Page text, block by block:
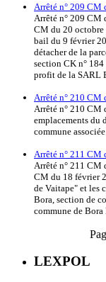
Arrêté n° 209 CM
Arrêté n° 209 CM
CM du 20
bail du 9 février
détacher de la
section CK n° 184
profit de la SARL
Arrêté n° 210 CM
Arrêté n° 210 CM
emplacements du
commune
Arrêté n° 211 CM
Arrêté n° 211 CM
CM du 18 février
de Vaitape" et les
Bora, section de
commune de Bora
LEXPOL